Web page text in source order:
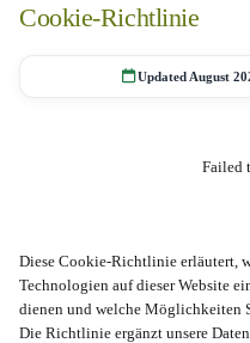
Cookie-Richtlinie
Updated August
Failed
Diese Cookie-Richtlinie erläutert,
Technologien auf dieser Website
dienen und welche Möglichkeiten
Die Richtlinie ergänzt unsere